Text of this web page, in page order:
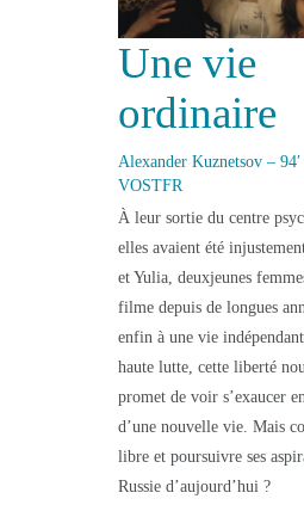
Une vie
ordinaire
Alexander Kuznetsov –
VOSTFR
À leur sortie du centre
elles avaient été
et Yulia, deuxjeunes
filme depuis de longues
enfin à une vie
haute lutte, cette liberté
promet de voir s’exaucer
d’une nouvelle vie. Mais
libre et poursuivre ses
Russie d’aujourd’hui ?